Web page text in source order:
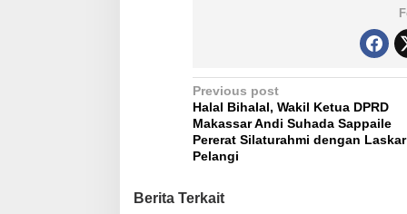
P
o
s
n
Previous post
Halal Bihalal, Wakil Ketua DPRD
Makassar Andi Suhada Sappaile
Pererat Silaturahmi dengan Laskar
Pelangi
Berita Terkait